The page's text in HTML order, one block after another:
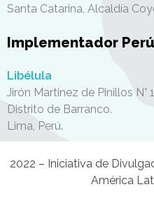
Santa Catarina, Alcaldía
Implementador
Libélula
Jirón Martinez de Pinillos N°
Distrito de Barranco.
Lima, Perú.
2022 – Iniciativa de
América